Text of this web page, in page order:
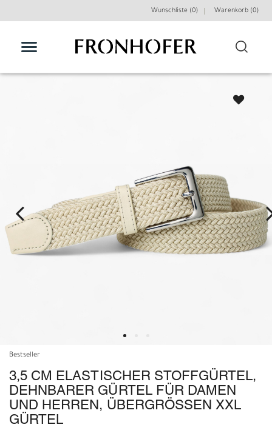
Wunschliste (0) Warenkorb (0)
Bestseller
3,5 CM ELASTISCHER STOFFGÜRTEL,
DEHNBARER GÜRTEL FÜR DAMEN
UND HERREN, ÜBERGRÖSSEN XXL G
ÜRTEL